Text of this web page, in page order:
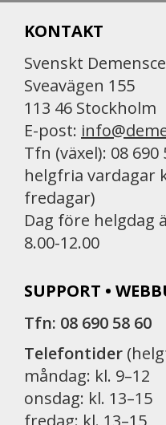
KONTAKT
Svenskt
Sveavägen 155
113 46 Stockholm
E-post:
Tfn (växel): 08 690
helgfria vardagar
fredagar)
Dag före helgdag
8.00-12.00
SUPPORT •
Tfn: 08 690 58 60
Telefontider
måndag: kl. 9–12
onsdag: kl. 13–15
fredag: kl. 13–15